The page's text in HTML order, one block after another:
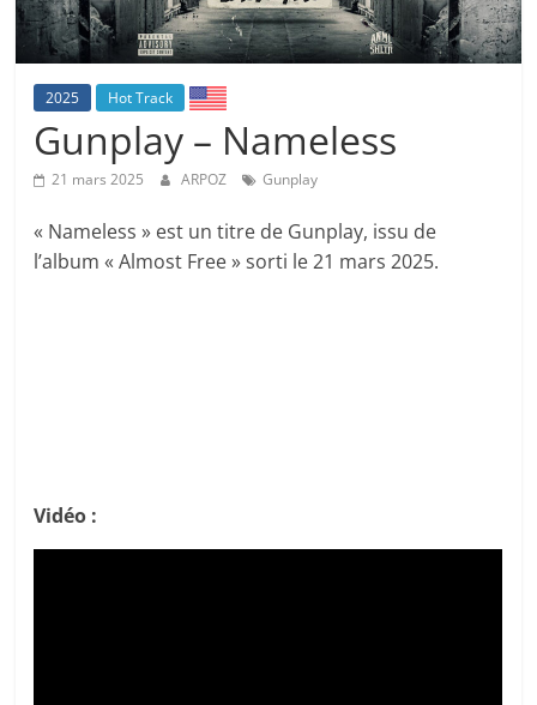
2025 Hot Track
Gunplay – Nameless
21 mars 2025 ARPOZ Gunplay
« Nameless » est un titre de Gunplay, issu de
l’album « Almost Free » sorti le 21 mars 2025.
Vidéo :